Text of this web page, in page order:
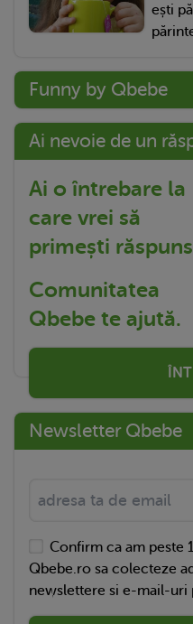
ești
Funny by Qbebe
Ai nevoie de un
Ai o întrebare la
care vrei să
primești
Comunitatea
Qbebe te ajută.
Newsletter Qbebe
Confirm ca am peste
Qbebe.ro sa colecteze
newslettere si e-mail-uri